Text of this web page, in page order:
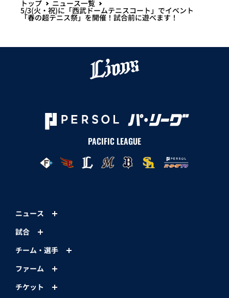
トップ ニュース一覧
5/3(火・祝)に「西武ドームテニスコート」でイベント
「春の超テニス祭」を開催！試合前に遊べます！
PACIFIC LEAGUE
ニュース
試合
チーム・選手
ファーム
チケット